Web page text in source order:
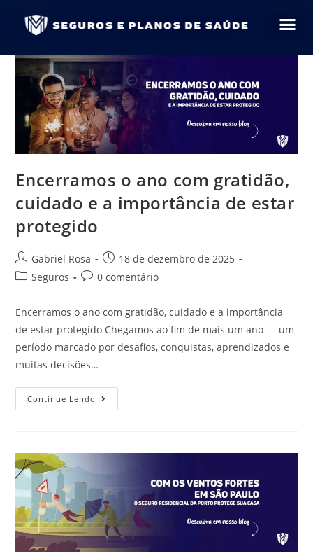
Encerramos o ano com gratidão,
cuidado e a importância de estar
protegido
Gabriel Rosa
18 de dezembro de 2025
Seguros
0 comentário
Encerramos o ano com gratidão, cuidado e a importância
de estar protegido Chegamos ao fim de mais um ano — um
período marcado por desafios, conquistas, aprendizados e
muitas decisões…
Continue Lendo